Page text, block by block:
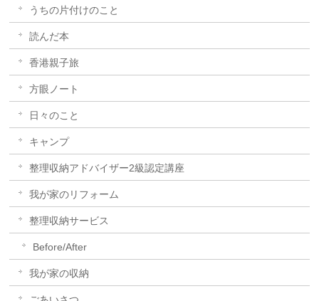
うちの片付けのこと
読んだ本
香港親子旅
方眼ノート
日々のこと
キャンプ
整理収納アドバイザー2級認定講座
我が家のリフォーム
整理収納サービス
Before/After
我が家の収納